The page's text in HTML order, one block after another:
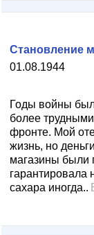
01.08.1944
Становление
Годы войны
более
фронте. Мой
жизнь, но
магазины были
гарантировала
сахара иногда..